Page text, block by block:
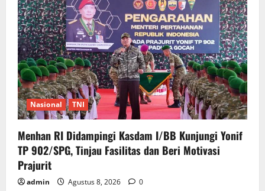
Nasional TNI
Menhan RI Didampingi Kasdam I/BB Kunjungi Yonif
TP 902/SPG, Tinjau Fasilitas dan Beri Motivasi
Prajurit
admin Agustus 8, 2026 0